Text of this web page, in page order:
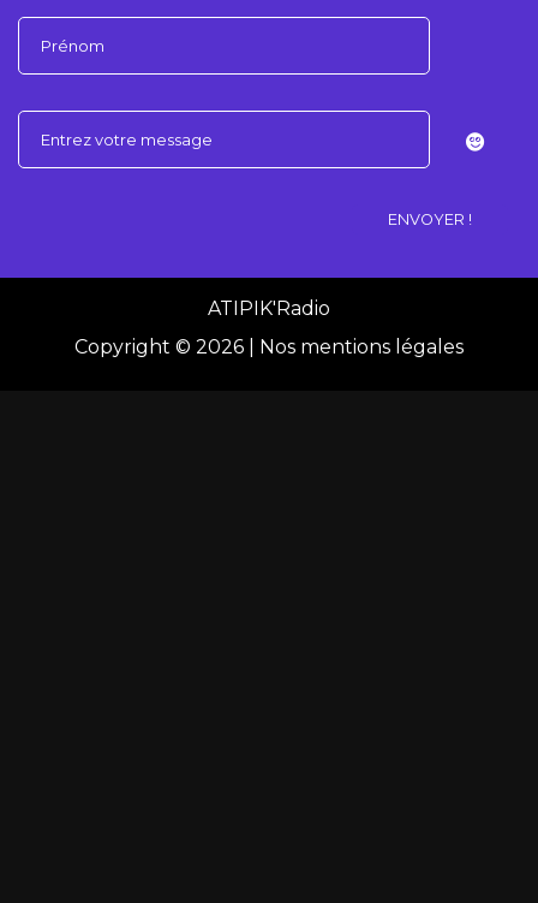
ATIPIK'Radio
Copyright © 2026 | Nos mentions légales